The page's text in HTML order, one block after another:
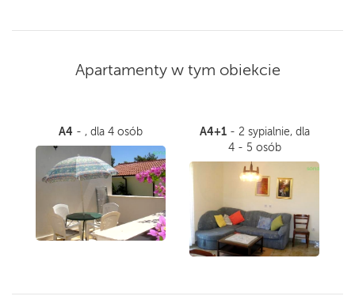
Apartamenty w tym obiekcie
A4 - , dla 4 osób A4+1- 2 sypialnie, dla
4 - 5 osób